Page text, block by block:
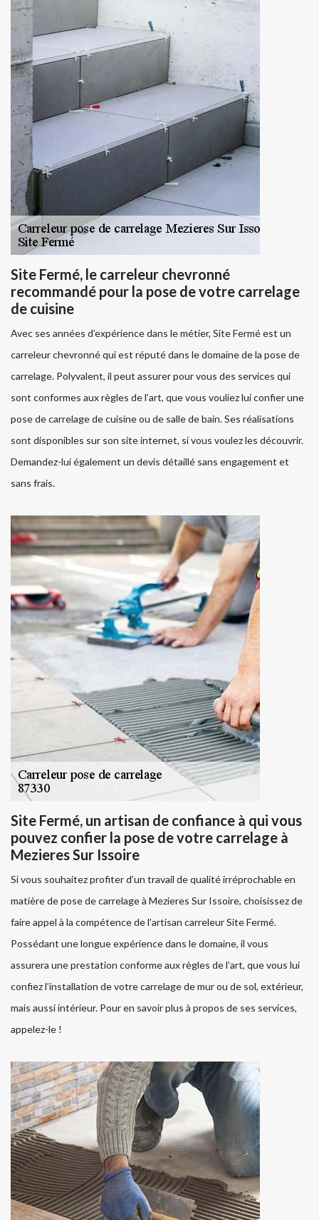
Site Fermé, le carreleur chevronné
recommandé pour la pose de votre carrelage
de cuisine
Avec ses années d’expérience dans le métier, Site Fermé est un
carreleur chevronné qui est réputé dans le domaine de la pose de
carrelage. Polyvalent, il peut assurer pour vous des services qui
sont conformes aux règles de l’art, que vous vouliez lui confier une
pose de carrelage de cuisine ou de salle de bain. Ses réalisations
sont disponibles sur son site internet, si vous voulez les découvrir.
Demandez-lui également un devis détaillé sans engagement et
sans frais.
Site Fermé, un artisan de confiance à qui vous
pouvez confier la pose de votre carrelage à
Mezieres Sur Issoire
Si vous souhaitez profiter d’un travail de qualité irréprochable en
matière de pose de carrelage à Mezieres Sur Issoire, choisissez de
faire appel à la compétence de l’artisan carreleur Site Fermé.
Possédant une longue expérience dans le domaine, il vous
assurera une prestation conforme aux règles de l’art, que vous lui
confiez l’installation de votre carrelage de mur ou de sol, extérieur,
mais aussi intérieur. Pour en savoir plus à propos de ses services,
appelez-le !